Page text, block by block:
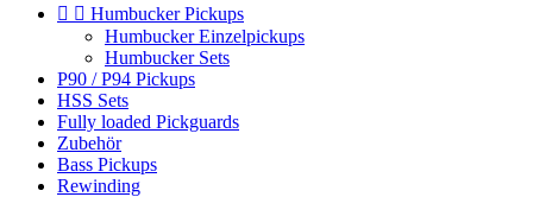
  Humbucker Pickups
Humbucker Einzelpickups
Humbucker Sets
P90 / P94 Pickups
HSS Sets
Fully loaded Pickguards
Zubehör
Bass Pickups
Rewinding